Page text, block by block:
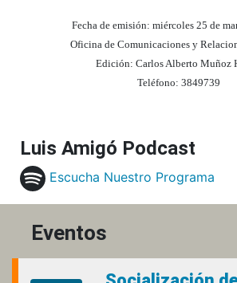
Fecha de emisión: miércoles 25 de
Oficina de Comunicaciones y
Edición: Carlos Alberto Muñoz
Teléfono: 3849739
Luis Amigó Podcast
Escucha Nuestro Programa
Eventos